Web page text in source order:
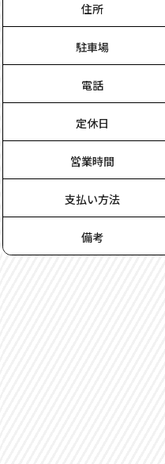
住所
駐車場
電話
定休日
営業時間
支払い方法
備考